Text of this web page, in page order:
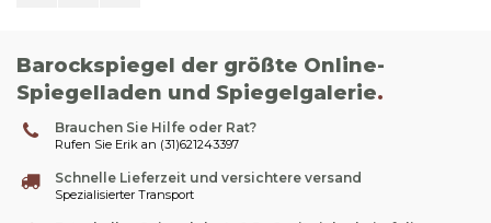
Barockspiegel der größte Online-
Spiegelladen und Spiegelgalerie.
Brauchen Sie Hilfe oder Rat?
Rufen Sie Erik an (31)621243397
Schnelle Lieferzeit und versichtere versand
Spezialisierter Transport